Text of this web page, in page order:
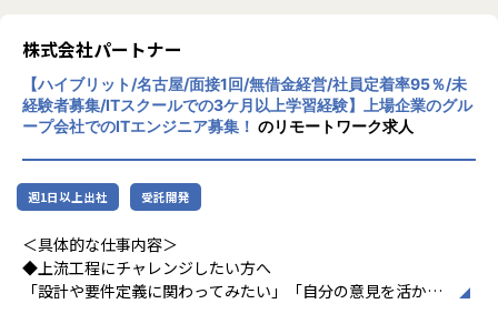
＜チーム組織構成＞
入社後は原則2名以上のチームに配属されるため、一人現場
や丸投げはないです。
また、経験値に応じて先輩がフォローに入り、定例MTGやチ
▼年齢構成
平均年齢32.5歳
▼定着率
95％（2024年8月時点／1年以内）
株式会社パートナー
【ハイブリット/名古屋/面接1回/無借金経営/社員定着率95％/未
経験者募集/ITスクールでの3ケ月以上学習経験】上場企業のグル
ープ会社でのITエンジニア募集！ のリモートワーク求人
週1日以上出社 受託開発
＜具体的な仕事内容＞
◆上流工程にチャレンジしたい方へ
「設計や要件定義に関わってみたい」「自分の意見を活かせ